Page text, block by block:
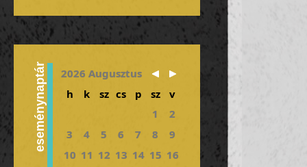
eseménynaptár
2026 Augusztus
h
k sz cs p sz
v
1
2
3
4 5 6 7 8
9
10 11 12 13 14 15 16